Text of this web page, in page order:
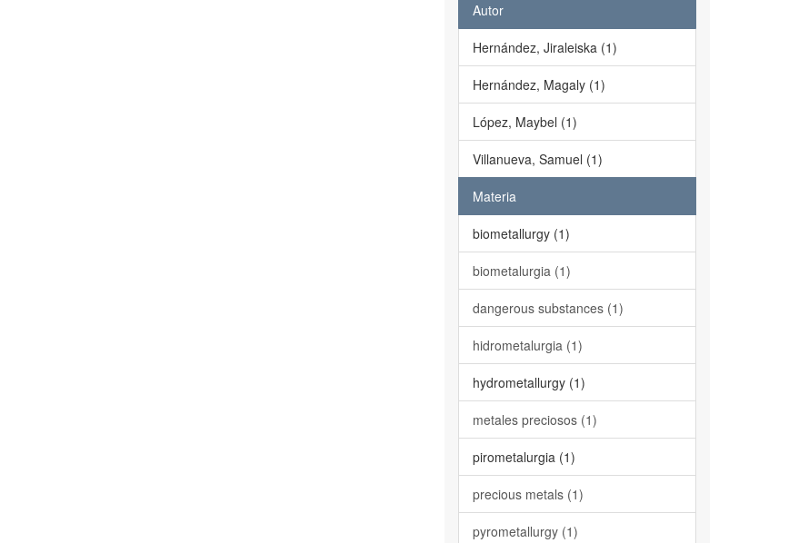
Autor
Hernández, Jiraleiska (1)
Hernández, Magaly (1)
López, Maybel (1)
Villanueva, Samuel (1)
Materia
biometallurgy (1)
biometalurgia (1)
dangerous substances (1)
hidrometalurgia (1)
hydrometallurgy (1)
metales preciosos (1)
pirometalurgia (1)
precious metals (1)
pyrometallurgy (1)